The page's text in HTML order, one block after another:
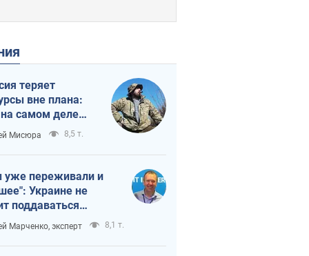
теряет
вне плана:
на самом деле
темп войны
Мисюра 8,5 т.
переживали и
Украине не
поддаваться
из-за
террора
Марченко, эксперт 8,1 т.